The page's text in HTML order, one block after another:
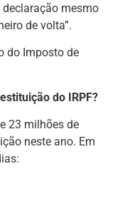
declaração mesmo
de volta”.
do Imposto de
do IRPF?
23 milhões de
neste ano. Em